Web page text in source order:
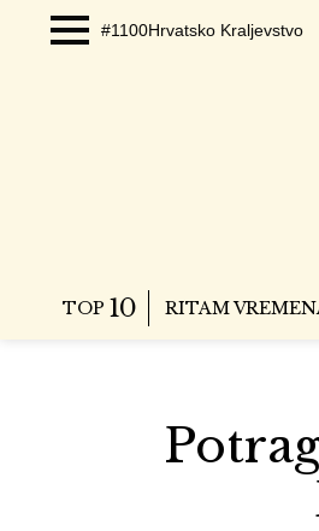
#1100Hrvatsko Kraljevstvo
TOP 10 RITAM